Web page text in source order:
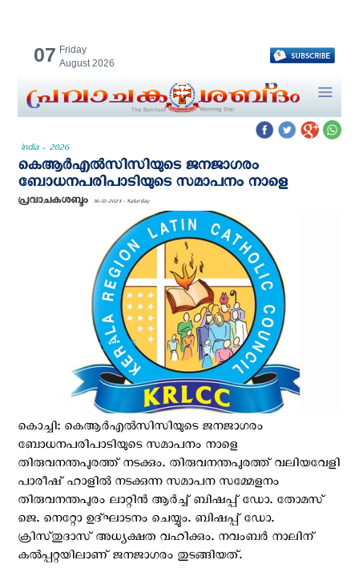
07 Friday
August 2026
India - 2026
കെആർഎൽസിസിയുടെ ജനജാഗരം
ബോധനപരിപാടിയുടെ സമാപനം നാളെ
പ്രവാചകശബ്ദം 16-12-2023 - Saturday
കൊച്ചി: കെആർഎൽസിസിയുടെ ജനജാഗരം
ബോധനപരിപാടിയുടെ സമാപനം നാളെ
തിരുവനന്തപുരത്ത് നടക്കും. തിരുവനന്തപുരത്ത് വലിയവേളി
പാരീഷ് ഹാളിൽ നടക്കുന്ന സമാപന സമ്മേളനം
തിരുവനന്തപുരം ലാറ്റിൻ ആർച്ച് ബിഷപ്പ് ഡോ. തോമസ്
ജെ. നെറ്റോ ഉദ്ഘാടനം ചെയ്യും. ബിഷപ്പ് ഡോ.
ക്രിസ്‌തുദാസ് അധ്യക്ഷത വഹിക്കും. നവംബർ നാലിന്
കൽപ്പറ്റയിലാണ് ജനജാഗരം തുടങ്ങിയത്.